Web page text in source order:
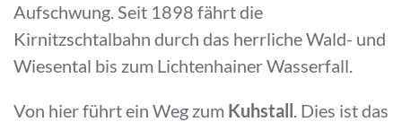
Aufschwung. Seit 1898 fährt die
Kirnitzschtalbahn durch das herrliche Wald- und
Wiesental bis zum Lichtenhainer Wasserfall.
Von hier führt ein Weg zum Kuhstall. Dies ist das